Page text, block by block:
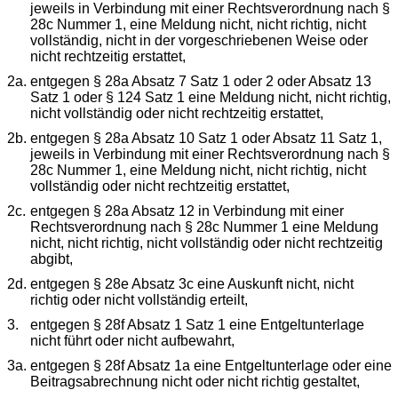
jeweils in Verbindung mit einer Rechtsverordnung nach §
28c Nummer 1, eine Meldung nicht, nicht richtig, nicht
vollständig, nicht in der vorgeschriebenen Weise oder
nicht rechtzeitig erstattet,
2a. entgegen § 28a Absatz 7 Satz 1 oder 2 oder Absatz 13
Satz 1 oder § 124 Satz 1 eine Meldung nicht, nicht richtig,
nicht vollständig oder nicht rechtzeitig erstattet,
2b. entgegen § 28a Absatz 10 Satz 1 oder Absatz 11 Satz 1,
jeweils in Verbindung mit einer Rechtsverordnung nach §
28c Nummer 1, eine Meldung nicht, nicht richtig, nicht
vollständig oder nicht rechtzeitig erstattet,
2c. entgegen § 28a Absatz 12 in Verbindung mit einer
Rechtsverordnung nach § 28c Nummer 1 eine Meldung
nicht, nicht richtig, nicht vollständig oder nicht rechtzeitig
abgibt,
2d. entgegen § 28e Absatz 3c eine Auskunft nicht, nicht
richtig oder nicht vollständig erteilt,
3.
entgegen § 28f Absatz 1 Satz 1 eine Entgeltunterlage
nicht führt oder nicht aufbewahrt,
3a. entgegen § 28f Absatz 1a eine Entgeltunterlage oder eine
Beitragsabrechnung nicht oder nicht richtig gestaltet,